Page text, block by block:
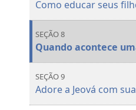
Como educar seus
SEÇÃO 8
Quando acontece
SEÇÃO 9
Adore a Jeová com